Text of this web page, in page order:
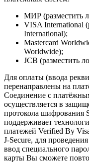
МИР (разместить
VISA International
International);
Mastercard
Worldwide);
JCB (разместить
Для оплаты (ввода
перенаправлены на
Соединение с
осуществляется в
протокола шифрования
поддерживает
платежей Verified By
J-Secure, для
ввод специального
карты Вы сможете